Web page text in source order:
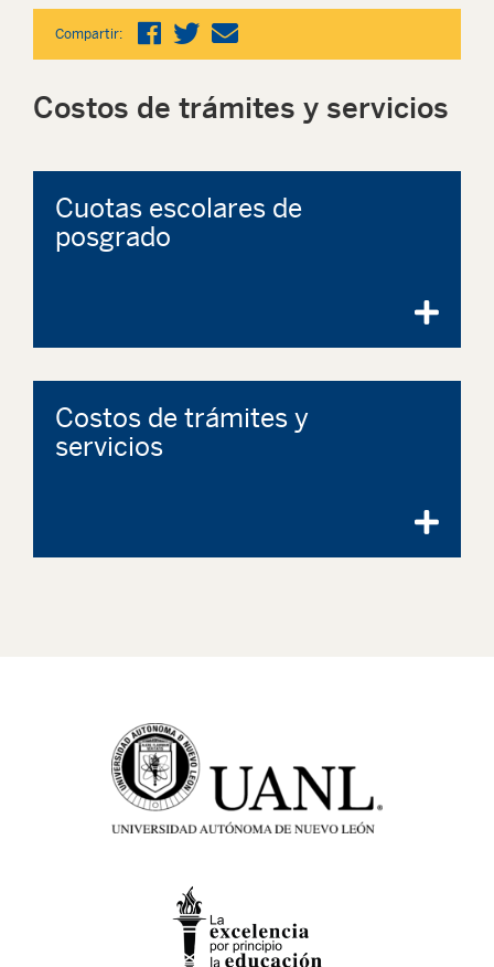
Compartir:
Costos de trámites y servicios
Cuotas escolares de
posgrado
Costos de trámites y
servicios